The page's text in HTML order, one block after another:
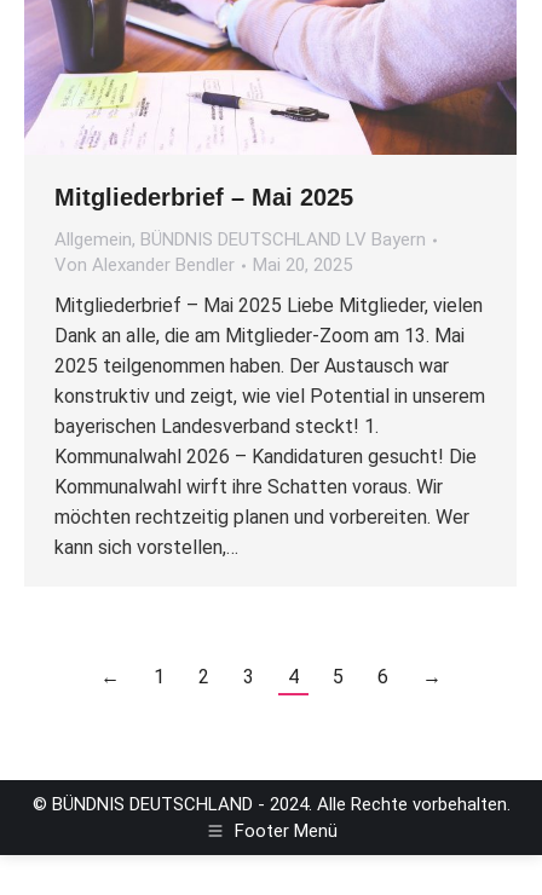
Mitgliederbrief – Mai 2025
Allgemein, BÜNDNIS DEUTSCHLAND LV Bayern
Von Alexander Bendler Mai 20, 2025
Mitgliederbrief – Mai 2025 Liebe Mitglieder, vielen
Dank an alle, die am Mitglieder-Zoom am 13. Mai
2025 teilgenommen haben. Der Austausch war
konstruktiv und zeigt, wie viel Potential in unserem
bayerischen Landesverband steckt! 1.
Kommunalwahl 2026 – Kandidaturen gesucht! Die
Kommunalwahl wirft ihre Schatten voraus. Wir
möchten rechtzeitig planen und vorbereiten. Wer
kann sich vorstellen,…
← 1 2 3 4 5 6 →
© BÜNDNIS DEUTSCHLAND - 2024. Alle Rechte vorbehalten.
Footer Menü